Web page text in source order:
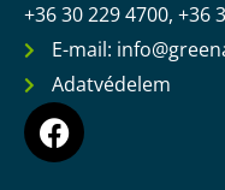
+36 30 229 4700, +36
E-mail:
Adatvédelem
F
a
c